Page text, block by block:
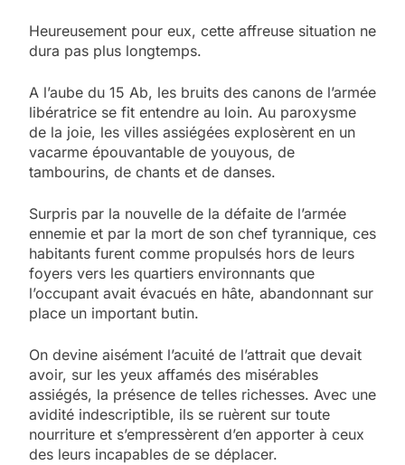
Heureusement pour eux, cette affreuse situation ne
dura pas plus longtemps.
A l’aube du 15 Ab, les bruits des canons de l’armée
libératrice se fit entendre au loin. Au paroxysme
de la joie, les villes assiégées explosèrent en un
vacarme épouvantable de youyous, de
tambourins, de chants et de danses.
Surpris par la nouvelle de la défaite de l’armée
ennemie et par la mort de son chef tyrannique, ces
habitants furent comme propulsés hors de leurs
foyers vers les quartiers environnants que
l’occupant avait évacués en hâte, abandonnant sur
place un important butin.
On devine aisément l’acuité de l’attrait que devait
avoir, sur les yeux affamés des misérables
assiégés, la présence de telles richesses. Avec une
avidité indescriptible, ils se ruèrent sur toute
nourriture et s’empressèrent d’en apporter à ceux
des leurs incapables de se déplacer.